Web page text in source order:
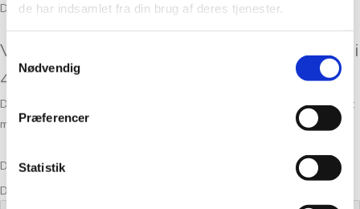
de har indsamlet fra din brug af deres tjenester.
Samtykkevalg
Nødvendig
Præferencer
Statistik
Der er endnu ikke nogle anmeldelser.
Vær den første til at anmelde “Isager Tvinni
47 – 50g”
Din e-mailadresse vil ikke blive publiceret.
Krævede felter er markeret
med*
Din bedømmelse
Din anmeldelse